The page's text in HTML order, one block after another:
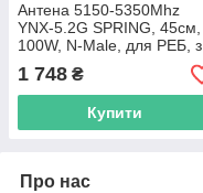
Антена 5150-5350Mhz
YNX-5.2G SPRING, 45см,
100W, N-Male, для РЕБ, з
амортизатором,
всеспрямована,
вертикальна поляризація
1 748 ₴
Купити
Про нас